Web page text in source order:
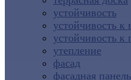
устойчивость
устойчивость к
устойчивость к
утепление
фасад
фасадная панель